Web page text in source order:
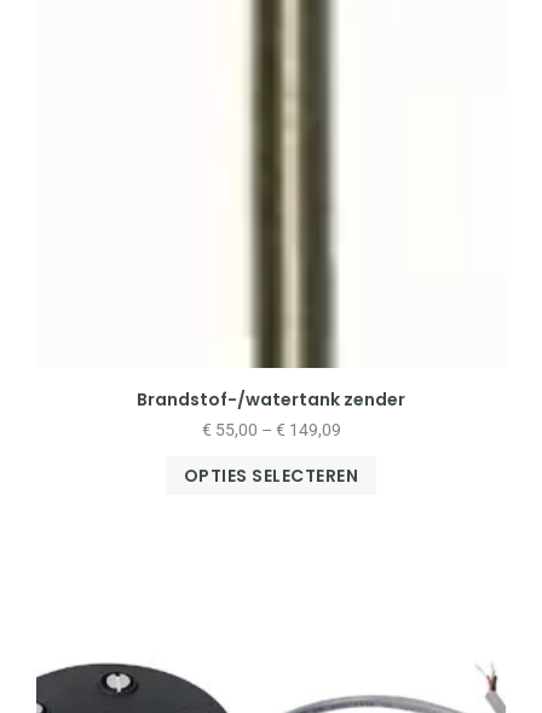
Brandstof-/watertank zender
€ 55,00 – € 149,09
OPTIES SELECTEREN